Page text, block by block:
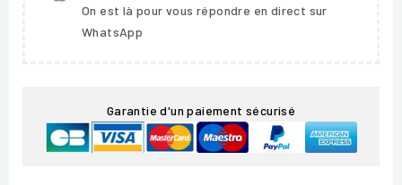
On est là pour vous répondre en direct sur
WhatsApp
Garantie d'un paiement sécurisé